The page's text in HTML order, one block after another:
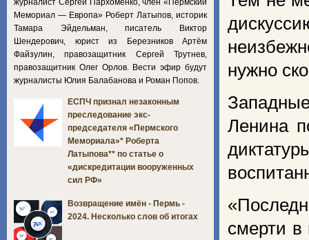
нужно
Ленина
смерти
журналист Сергей Пархоменко, член «Пермский
Мемориал — Европа» Роберт Латыпов, историк
Тамара Эйдельман, писатель Виктор
Шендерович, юрист из Березников Артём
Файзулин, правозащитник Сергей Трутнев,
правозащитник Олег Орлов. Вести эфир будут
журналисты Юлия Балабанова и Роман Попов.
ЕСПЧ признал незаконным
преследование экс-
председателя «Пермского
Мемориала»* Роберта
Латыпова** по статье о
«дискредитации вооруженных
сил РФ»
Возвращение имён - Пермь -
2024. Несколько слов об итогах